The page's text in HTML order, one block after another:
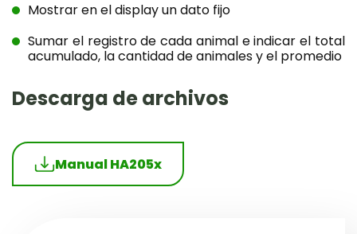
Mostrar en el display un dato fijo
Sumar el registro de cada animal e indicar el total
acumulado, la cantidad de animales y el promedio
Descarga de archivos
Manual HA205x